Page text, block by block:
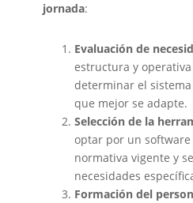
jornada:
Evaluación de
estructura y
determinar el
que mejor se adapte.​
Selección de la
optar por un
normativa vigente y
necesidades
Formación del